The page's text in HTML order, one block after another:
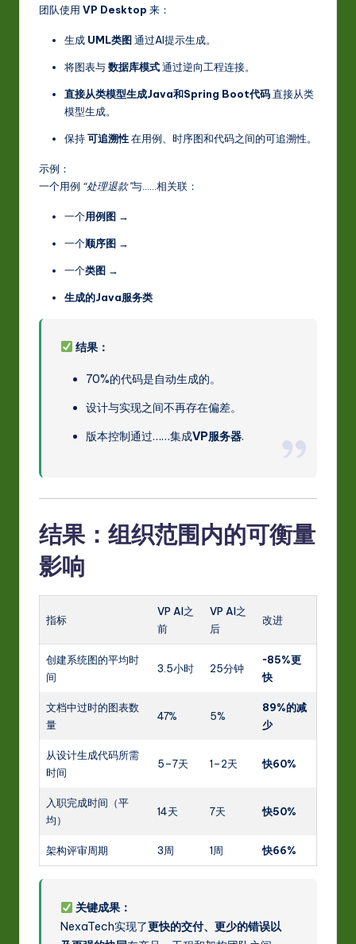
团队使用 VP Desktop 来：
生成 UML类图 通过AI提示生成。
将图表与数据库模式通过逆向工程连接。
直接从类模型生成Java和Spring Boot代码直接从类
模型生成。
保持可追溯性在用例、时序图和代码之间的可追溯性。
示例：
一个用例 “处理退款”与……相关联：
一个用例图 →
一个顺序图 →
一个类图 →
生成的Java服务类
结果：
70%的代码是自动生成的。
设计与实现之间不再存在偏差。
版本控制通过……集成VP服务器.
结果：组织范围内的可衡量
影响
指标
VP AI之
前
VP AI之
后
改进
创建系统图的平均时
间
3.5小时 25分钟
~85%更
快
文档中过时的图表数
量
47% 5%
89%的减
少
从设计生成代码所需
时间
5–7天 1–2天 快60%
入职完成时间（平
均）
14天 7天 快50%
架构评审周期 3周 1周 快66%
关键成果：
NexaTech实现了更快的交付、更少的错误以